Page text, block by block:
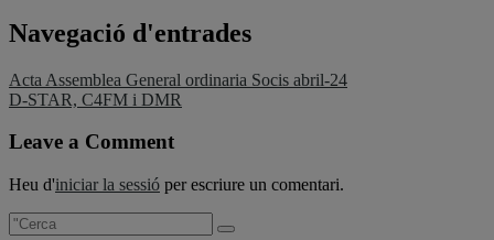
Navegació d'entrades
Acta Assemblea General ordinaria Socis abril-24
D-STAR, C4FM i DMR
Leave a Comment
Heu d'iniciar la sessió per escriure un comentari.